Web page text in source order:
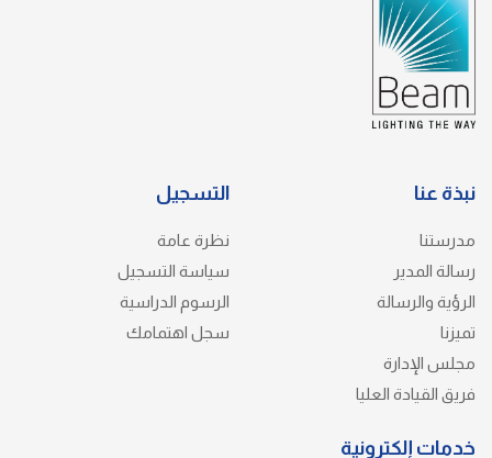
نبذة عنا
مدرستنا
رسالة المدير
الرؤية والرسالة
تميزنا
مجلس الإدارة
فريق القيادة العليا
التسجيل
نظرة عامة
سياسة التسجيل
الرسوم الدراسية
سجل اهتمامك
خدمات إلكترونية